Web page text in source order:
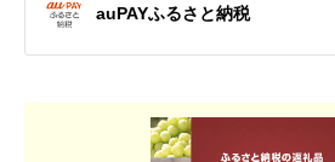
auPAYふるさと納税